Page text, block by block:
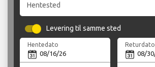
Hentested
Levering til samme sted
Hentedato Returdato